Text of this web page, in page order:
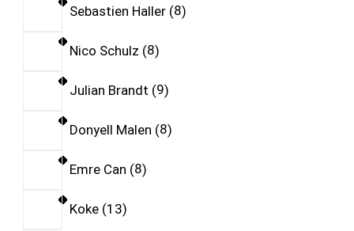
Sebastien Haller 8
Nico Schulz 8
Julian Brandt 9
Donyell Malen 8
Emre Can 8
Koke 13